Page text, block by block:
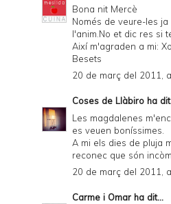
Bona nit Mercè
Només de veure-les ja
l'anim.No et dic res si
Així m'agraden a mi:
Besets
20 de març del 2011,
Coses de Llàbiro ha
Les magdalenes
es veuen boníssimes.
A mi els dies de pluja
reconec que són
20 de març del 2011,
Carme i Omar ha dit...